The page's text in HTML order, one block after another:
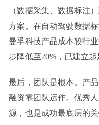
（数据采集、数据标注
方案。在自动驾驶数据
曼孚科技产品成本较行
步降低至20%，已建立起
最后，团队是根本。产
融资靠团队运作。 优秀
源，也是成功最底层的